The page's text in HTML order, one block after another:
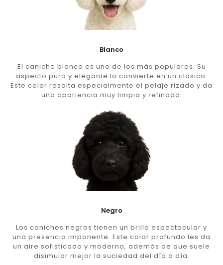
Blanco
El caniche blanco es uno de los más populares. Su
aspecto puro y elegante lo convierte en un clásico.
Este color resalta especialmente el pelaje rizado y da
una apariencia muy limpia y refinada.
Negro
Los caniches negros tienen un brillo espectacular y
una presencia imponente. Este color profundo les da
un aire sofisticado y moderno, además de que suele
disimular mejor la suciedad del día a día.